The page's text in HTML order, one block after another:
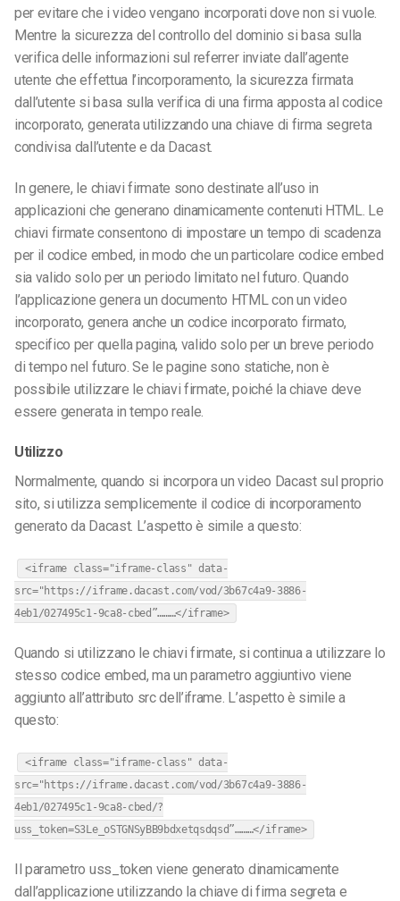
per evitare che i video vengano incorporati dove non si vuole.
Mentre la sicurezza del controllo del dominio si basa sulla
verifica delle informazioni sul referrer inviate dall’agente
utente che effettua l’incorporamento, la sicurezza firmata
dall’utente si basa sulla verifica di una firma apposta al codice
incorporato, generata utilizzando una chiave di firma segreta
condivisa dall’utente e da Dacast.
In genere, le chiavi firmate sono destinate all’uso in
applicazioni che generano dinamicamente contenuti HTML. Le
chiavi firmate consentono di impostare un tempo di scadenza
per il codice embed, in modo che un particolare codice embed
sia valido solo per un periodo limitato nel futuro. Quando
l’applicazione genera un documento HTML con un video
incorporato, genera anche un codice incorporato firmato,
specifico per quella pagina, valido solo per un breve periodo
di tempo nel futuro. Se le pagine sono statiche, non è
possibile utilizzare le chiavi firmate, poiché la chiave deve
essere generata in tempo reale.
Utilizzo
Normalmente, quando si incorpora un video Dacast sul proprio
sito, si utilizza semplicemente il codice di incorporamento
generato da Dacast. L’aspetto è simile a questo:
<iframe class="iframe-class" data-
src="https://iframe.dacast.com/vod/3b67c4a9-3886-
4eb1/027495c1-9ca8-cbed”………</iframe>
Quando si utilizzano le chiavi firmate, si continua a utilizzare lo
stesso codice embed, ma un parametro aggiuntivo viene
aggiunto all’attributo src dell’iframe. L’aspetto è simile a
questo:
<iframe class="iframe-class" data-
src="https://iframe.dacast.com/vod/3b67c4a9-3886-
4eb1/027495c1-9ca8-cbed/?
uss_token=S3Le_oSTGNSyBB9bdxetqsdqsd”………</iframe>
Il parametro uss_token viene generato dinamicamente
dall’applicazione utilizzando la chiave di firma segreta e